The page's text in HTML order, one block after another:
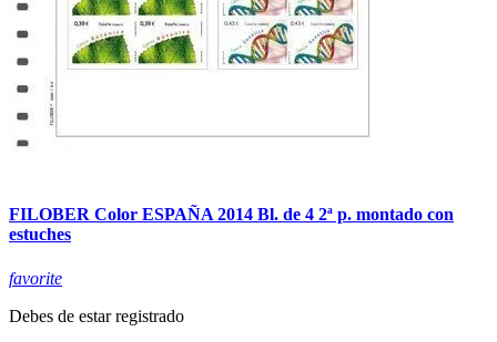
FILOBER Color ESPAÑA 2014 Bl. de 4 2ª p. montado con
estuches
favorite
Debes de estar registrado